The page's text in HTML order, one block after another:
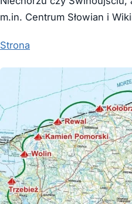
m.in. Centrum Słowian i
Strona